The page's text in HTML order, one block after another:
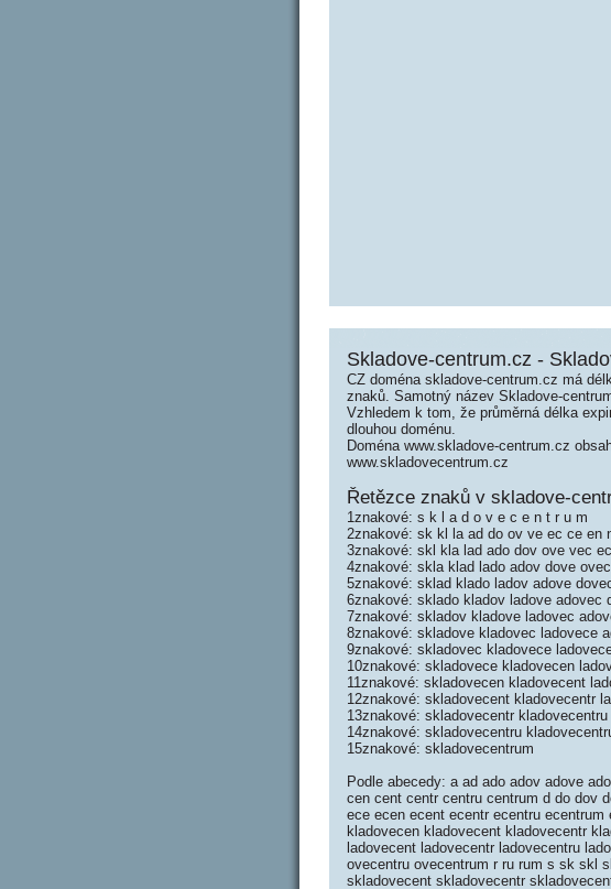
Skladove-centrum.cz -
CZ doména skladove-centrum.cz má
znaků. Samotný název Skladove-
Vzhledem k tom, že průměrná délka
dlouhou doménu.
Doména www.skladove-centrum.cz
www.skladovecentrum.cz
Řetězce znaků v skladove-
1znakové: s k l a d o v e c e n t r u m
2znakové: sk kl la ad do ov ve ec ce en
3znakové: skl kla lad ado dov ove vec
4znakové: skla klad lado adov dove
5znakové: sklad klado ladov adove
6znakové: sklado kladov ladove adovec
7znakové: skladov kladove ladovec
8znakové: skladove kladovec ladovece
9znakové: skladovec kladovece
10znakové: skladovece kladovecen
11znakové: skladovecen kladovecent
12znakové: skladovecent kladovecentr
13znakové: skladovecentr
14znakové: skladovecentru
15znakové: skladovecentrum
Podle abecedy: a ad ado adov adove
cen cent centr centru centrum d do dov
ece ecen ecent ecentr ecentru
kladovecen kladovecent kladovecentr
ladovecent ladovecentr ladovecentru
ovecentru ovecentrum r ru rum s sk skl
skladovecent skladovecentr